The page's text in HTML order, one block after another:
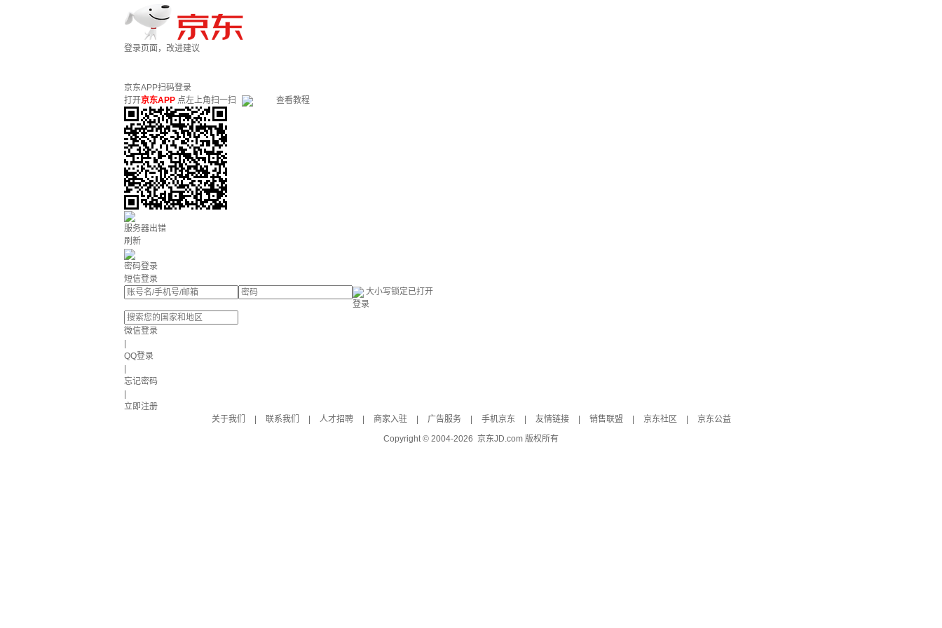
登录页面，改进建议
京东APP扫码登录
打开京东APP 点左上角扫一扫 查看教程
服务器出错
刷新
密码登录
短信登录
大小写锁定已打开
登录
微信登录
QQ登录
忘记密码
立即注册
关于我们
联系我们 人才招聘 商家入驻 广告服务 手机京东 友情链接 销售联盟 京东社区
京东公益
Copyright © 2004-2026 京东JD.com 版权所有